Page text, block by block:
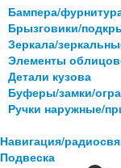
Бампера/
Брызговики/
Зеркала/
Элементы
Детали кузова
Буферы/замки/
Ручки наружные/
Навигация/
Подвеска